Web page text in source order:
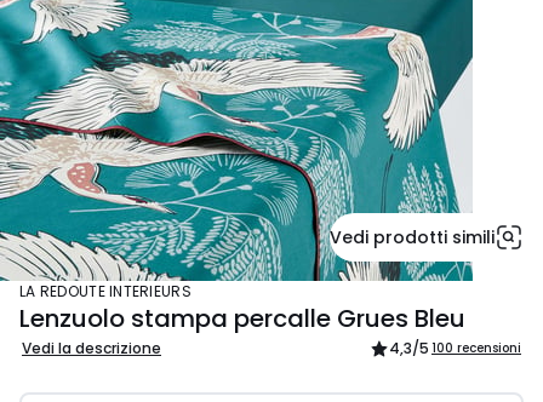
Vedi prodotti simili
LA REDOUTE INTERIEURS
Lenzuolo stampa percalle Grues Bleu
Vedi la descrizione 4,3/5 100 recensioni